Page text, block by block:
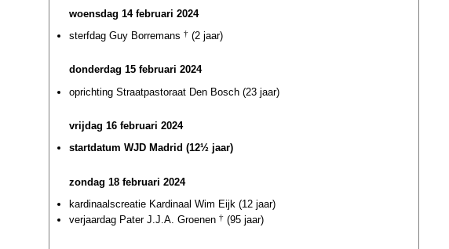
woensdag 14 februari 2024
sterfdag Guy Borremans † (2 jaar)
donderdag 15 februari 2024
oprichting Straatpastoraat Den Bosch (23 jaar)
vrijdag 16 februari 2024
startdatum WJD Madrid (12½ jaar)
zondag 18 februari 2024
kardinaalscreatie Kardinaal Wim Eijk (12 jaar)
verjaardag Pater J.J.A. Groenen † (95 jaar)